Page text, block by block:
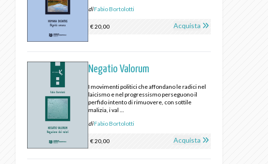
diFabio Bortolotti
€ 20,00 Acquista
Negatio Valorum
I movimenti politici che affondano le radici nel
laicismo e nel progressismo perseguono il
perfido intento di rimuovere, con sottile
malizia, i val ...
diFabio Bortolotti
€ 20,00 Acquista